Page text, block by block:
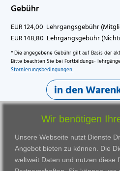
Gebühr
EUR 124,00 Lehrgangsgebühr
EUR 148,80 Lehrgangsgebühr
* Die angegebene Gebühr gilt auf Basis der
Bitte beachten Sie bei Fortbildungs-
Stornierungsbedingungen.
in den
Wir benötigen
Unsere Webseite nutzt Dienste
Angebot bieten zu können. Die
weltweit Daten und nutzen diese